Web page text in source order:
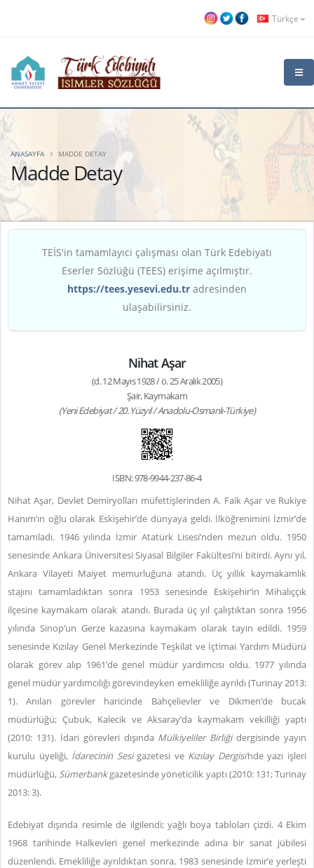
Türkçe
Madde Detay
ANASAYFA MADDE DETAY
TEİS'in tamamlayıcı çalışması olan Türk Edebiyatı
Eserler Sözlüğü (TEES) erişime açılmıştır.
https://tees.yesevi.edu.tr adresinden
ulaşabilirsiniz.
Nihat Aşar
(d. 12 Mayıs 1928 / ö. 25 Aralık 2005)
Şair, Kaymakam
(Yeni Edebiyat / 20. Yüzyıl / Anadolu-Osmanlı-Türkiye)
ISBN: 978-9944-237-86-4
Nihat Aşar, Devlet Demiryolları müfettişlerinden A. Faik Aşar ve Rukiye
Hanım’ın oğlu olarak Eskişehir’de dünyaya geldi. İlköğrenimini İzmir’de
tamamladı. 1946 yılında İzmir Atatürk Lisesi’nden mezun oldu. 1950
senesinde Ankara Üniversitesi Siyasal Bilgiler Fakültesi’ni bitirdi. Aynı yıl,
Ankara Vilayeti Maiyet memurluğuna atandı. Üç yıllık kaymakamlık
stajını tamamladıktan sonra 1953 senesinde Eskişehir’in Mihalıççık
ilçesine kaymakam olarak atandı. Burada üç yıl çalıştıktan sonra 1956
yılında Sinop’un Gerze kazasına kaymakam olarak tayin edildi. 1959
senesinde Kızılay Genel Merkezinde Teşkilat ve İçtimai Yardım Müdürü
olarak görev alıp 1961’de genel müdür yardımcısı oldu. 1977 yılında
genel müdür yardımcılığı görevindeyken emekliliğe ayrıldı (Turinay 2013:
1). Anılan görevler haricinde Bahçelievler ve Dikmen’de bucak
müdürlüğü; Çubuk, Kalecik ve Aksaray’da kaymakam vekilliği yaptı
(2010: 131). İdari görevleri dışında Mülkiyeliler Birliğidergisinde yayın
kurulu üyeliği, İdarecinin Sesi gazetesi ve Kızılay Dergisi’nde yazı işleri
müdürlüğü, Sümerbankgazetesinde yöneticilik yaptı (2010: 131; Turinay
2013: 3).
Edebiyat dışında resimle de ilgilendi; yağlı boya tabloları çizdi. 4 Ekim
1968 tarihinde Halkevleri genel merkezinde adına bir sanat jübilesi
düzenlendi. Emekliliğe ayrıldıktan sonra, 1983 senesinde İzmir’e yerleşti